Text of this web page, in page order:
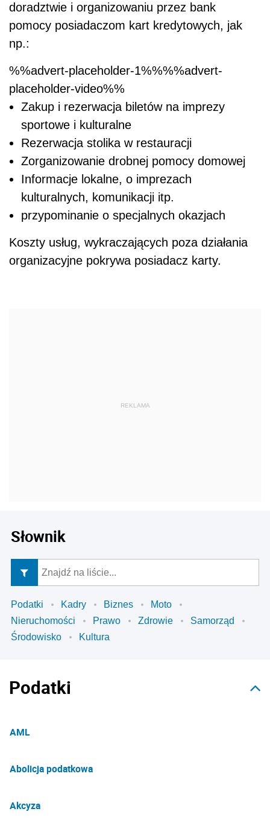
doradztwie i organizowaniu przez bank
pomocy posiadaczom kart kredytowych, jak
np.:
%%advert-placeholder-1%%%%advert-
placeholder-video%%
Zakup i rezerwacja biletów na imprezy
sportowe i kulturalne
Rezerwacja stolika w restauracji
Zorganizowanie drobnej pomocy domowej
Informacje lokalne, o imprezach
kulturalnych, komunikacji itp.
przypominanie o specjalnych okazjach
Koszty usług, wykraczających poza działania
organizacyjne pokrywa posiadacz karty.
Słownik
Podatki Kadry Biznes
Moto
Nieruchomości
Prawo Zdrowie
Samorząd
Środowisko
Kultura
Podatki
AML
Abolicja podatkowa
Akcyza